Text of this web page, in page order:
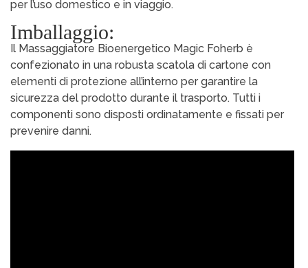
per l’uso domestico e in viaggio.
Imballaggio:
Il Massaggiatore Bioenergetico Magic Foherb è
confezionato in una robusta scatola di cartone con
elementi di protezione all’interno per garantire la
sicurezza del prodotto durante il trasporto. Tutti i
componenti sono disposti ordinatamente e fissati per
prevenire danni.